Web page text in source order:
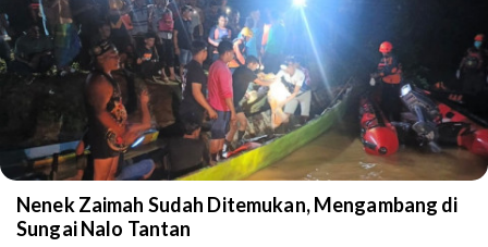
Nenek Zaimah Sudah Ditemukan, Mengambang di
Sungai Nalo Tantan